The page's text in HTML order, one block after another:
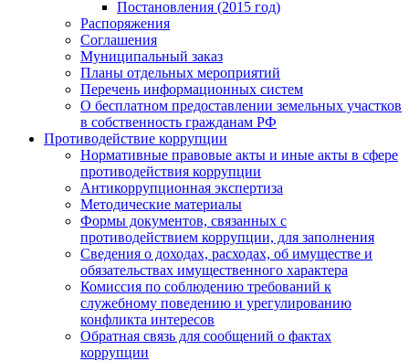
Постановления (2015 год)
Распоряжения
Соглашения
Муниципальный заказ
Планы отдельных мероприятий
Перечень информационных систем
О бесплатном предоставлении земельных участков
в собственность гражданам РФ
Противодействие коррупции
Нормативные правовые акты и иные акты в сфере
противодействия коррупции
Антикоррупционная экспертиза
Методические материалы
Формы документов, связанных с
противодействием коррупции, для заполнения
Сведения о доходах, расходах, об имуществе и
обязательствах имущественного характера
Комиссия по соблюдению требований к
служебному поведению и урегулированию
конфликта интересов
Обратная связь для сообщений о фактах
коррупции